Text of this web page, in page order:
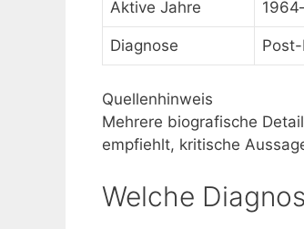
Aktive Jahre
Diagnose
Quellenhinweis
Mehrere biografische
empfiehlt, kritische
Welche